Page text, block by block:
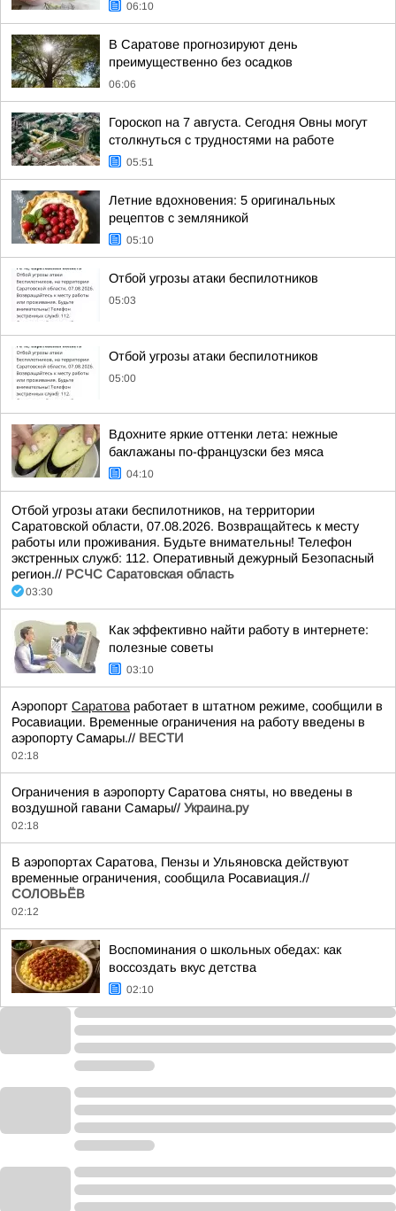
06:10
В Саратове прогнозируют день
преимущественно без осадков
06:06
Гороскоп на 7 августа. Сегодня Овны могут
столкнуться с трудностями на работе
05:51
Летние вдохновения: 5 оригинальных
рецептов с земляникой
05:10
Отбой угрозы атаки беспилотников
05:03
Отбой угрозы атаки беспилотников
05:00
Вдохните яркие оттенки лета: нежные
баклажаны по-французски без мяса
04:10
Отбой угрозы атаки беспилотников, на территории
Саратовской области, 07.08.2026. Возвращайтесь к месту
работы или проживания. Будьте внимательны! Телефон
экстренных служб: 112. Оперативный дежурный Безопасный
регион.// РСЧС Саратовская область
03:30
Как эффективно найти работу в интернете:
полезные советы
03:10
Аэропорт Саратова работает в штатном режиме, сообщили в
Росавиации. Временные ограничения на работу введены в
аэропорту Самары.// ВЕСТИ
02:18
Ограничения в аэропорту Саратова сняты, но введены в
воздушной гавани Самары// Украина.ру
02:18
В аэропортах Саратова, Пензы и Ульяновска действуют
временные ограничения, сообщила Росавиация.//
СОЛОВЬЁВ
02:12
Воспоминания о школьных обедах: как
воссоздать вкус детства
02:10